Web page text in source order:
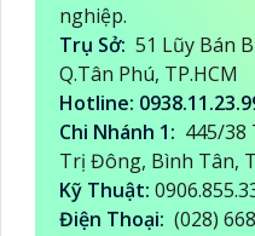
nghiệp.
Trụ Sở: 51 Lũy Bán
Q.Tân Phú, TP.HCM
Hotline:
Chi Nhánh 1: 445/38
Trị Đông, Bình Tân,
Kỹ Thuật:
Điện Thoại: (028)